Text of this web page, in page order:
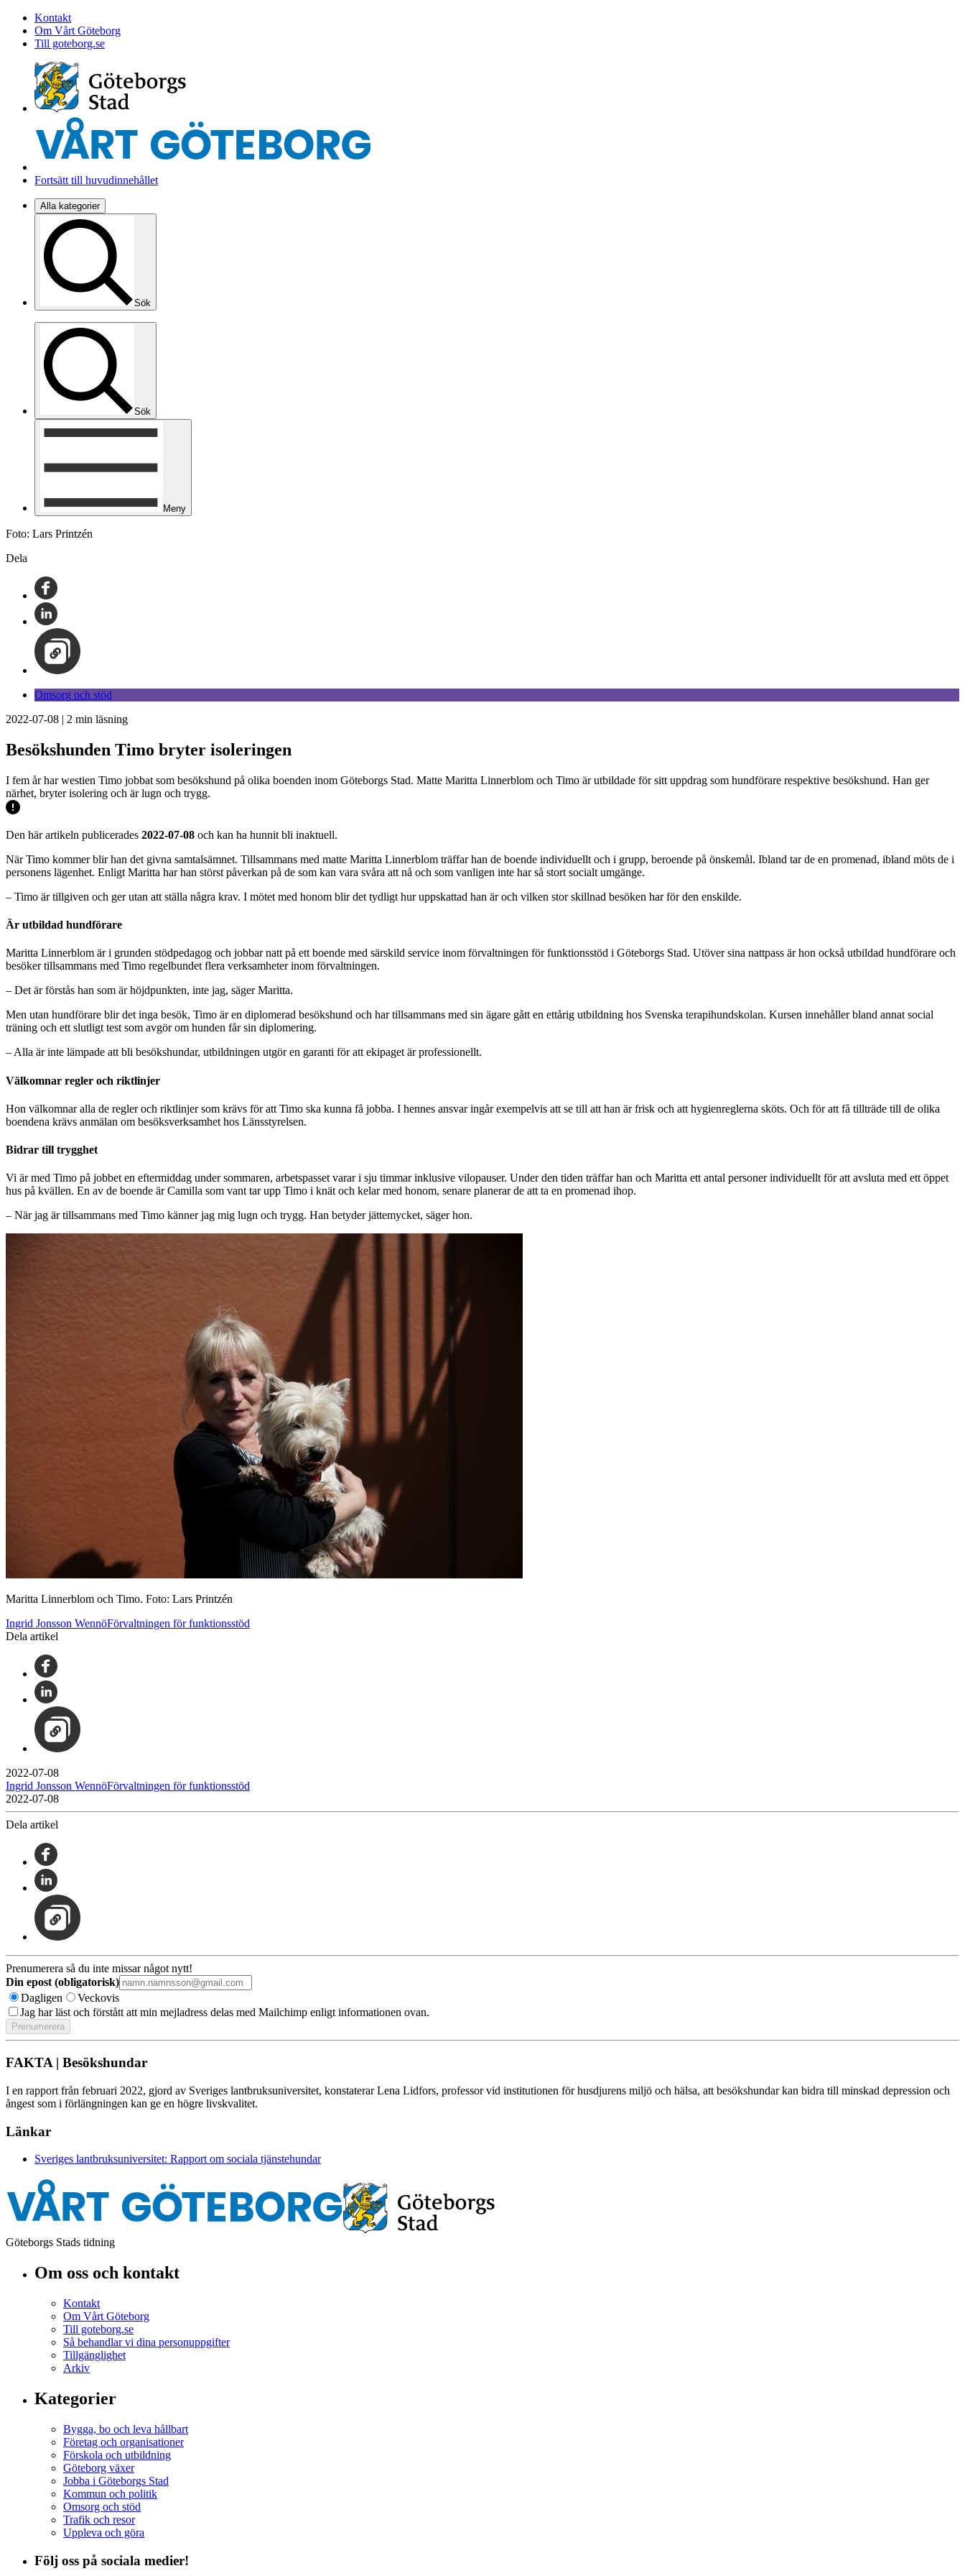
Kontakt
Om Vårt Göteborg
Till goteborg.se
Fortsätt till huvudinnehållet
Alla kategorier
Sök
Sök
Meny
Foto: Lars Printzén
Dela
Omsorg och stöd
2022-07-08 | 2 min läsning
Besökshunden Timo bryter isoleringen
I fem år har westien Timo jobbat som besökshund på olika boenden inom Göteborgs Stad. Matte Maritta Linnerblom och Timo är utbildade för sitt uppdrag som hundförare respektive besökshund. Han ger
närhet, bryter isolering och är lugn och trygg.
Den här artikeln publicerades 2022-07-08 och kan ha hunnit bli inaktuell.
När Timo kommer blir han det givna samtalsämnet. Tillsammans med matte Maritta Linnerblom träffar han de boende individuellt och i grupp, beroende på önskemål. Ibland tar de en promenad, ibland möts de i
personens lägenhet. Enligt Maritta har han störst påverkan på de som kan vara svåra att nå och som vanligen inte har så stort socialt umgänge.
– Timo är tillgiven och ger utan att ställa några krav. I mötet med honom blir det tydligt hur uppskattad han är och vilken stor skillnad besöken har för den enskilde.
Är utbildad hundförare
Maritta Linnerblom är i grunden stödpedagog och jobbar natt på ett boende med särskild service inom förvaltningen för funktionsstöd i Göteborgs Stad. Utöver sina nattpass är hon också utbildad hundförare och
besöker tillsammans med Timo regelbundet flera verksamheter inom förvaltningen.
– Det är förstås han som är höjdpunkten, inte jag, säger Maritta.
Men utan hundförare blir det inga besök, Timo är en diplomerad besökshund och har tillsammans med sin ägare gått en ettårig utbildning hos Svenska terapihundskolan. Kursen innehåller bland annat social
träning och ett slutligt test som avgör om hunden får sin diplomering.
– Alla är inte lämpade att bli besökshundar, utbildningen utgör en garanti för att ekipaget är professionellt.
Välkomnar regler och riktlinjer
Hon välkomnar alla de regler och riktlinjer som krävs för att Timo ska kunna få jobba. I hennes ansvar ingår exempelvis att se till att han är frisk och att hygienreglerna sköts. Och för att få tillträde till de olika
boendena krävs anmälan om besöksverksamhet hos Länsstyrelsen.
Bidrar till trygghet
Vi är med Timo på jobbet en eftermiddag under sommaren, arbetspasset varar i sju timmar inklusive vilopauser. Under den tiden träffar han och Maritta ett antal personer individuellt för att avsluta med ett öppet
hus på kvällen. En av de boende är Camilla som vant tar upp Timo i knät och kelar med honom, senare planerar de att ta en promenad ihop.
– När jag är tillsammans med Timo känner jag mig lugn och trygg. Han betyder jättemycket, säger hon.
Maritta Linnerblom och Timo. Foto: Lars Printzén
Ingrid Jonsson WennöFörvaltningen för funktionsstöd
Dela artikel
2022-07-08
Ingrid Jonsson WennöFörvaltningen för funktionsstöd
2022-07-08
Dela artikel
Prenumerera så du inte missar något nytt!
Din epost (obligatorisk)
Dagligen
Veckovis
Jag har läst och förstått att min mejladress delas med Mailchimp enligt informationen ovan.
FAKTA | Besökshundar
I en rapport från februari 2022, gjord av Sveriges lantbruksuniversitet, konstaterar Lena Lidfors, professor vid institutionen för husdjurens miljö och hälsa, att besökshundar kan bidra till minskad depression och
ångest som i förlängningen kan ge en högre livskvalitet.
Länkar
Sveriges lantbruksuniversitet: Rapport om sociala tjänstehundar
Göteborgs Stads tidning
Om oss och kontakt
Kontakt
Om Vårt Göteborg
Till goteborg.se
Så behandlar vi dina personuppgifter
Tillgänglighet
Arkiv
Kategorier
Bygga, bo och leva hållbart
Företag och organisationer
Förskola och utbildning
Göteborg växer
Jobba i Göteborgs Stad
Kommun och politik
Omsorg och stöd
Trafik och resor
Uppleva och göra
Följ oss på sociala medier!